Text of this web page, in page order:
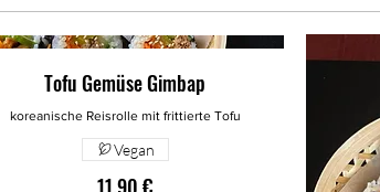
Tofu Gemüse Gimbap
koreanische Reisrolle mit frittierte Tofu
11,90 €
Vegan